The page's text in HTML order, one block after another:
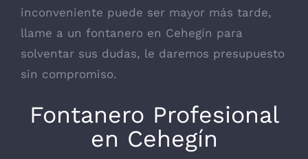
inconveniente puede ser mayor más tarde,
llame a un fontanero en Cehegín para
solventar sus dudas, le daremos presupuesto
sin compromiso.
Fontanero Profesional
en Cehegín